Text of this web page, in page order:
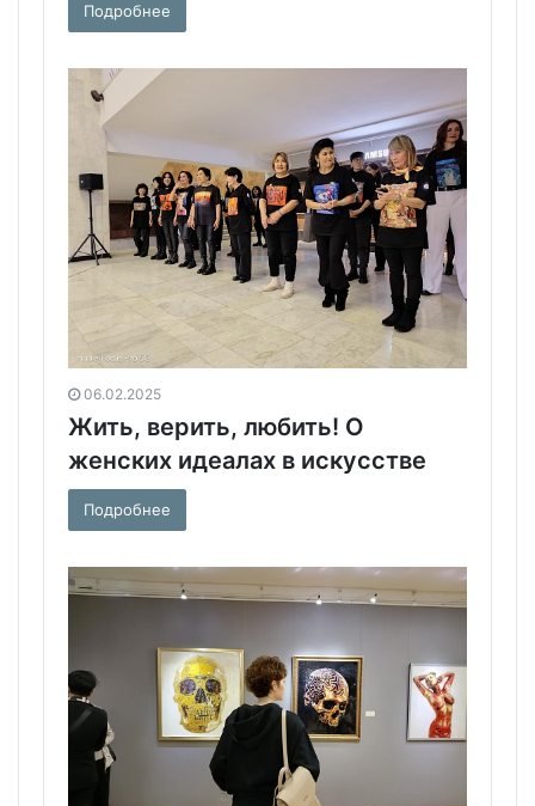
Подробнее
06.02.2025
Жить, верить, любить! О
женских идеалах в искусстве
Подробнее